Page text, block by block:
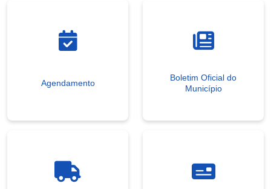
Agendamento
Boletim Oficial do
Município